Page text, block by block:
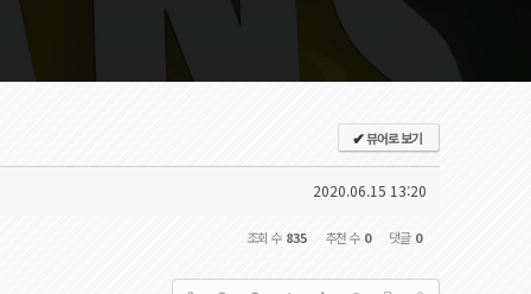
✔뷰어로 보기
2020.06.15 13:20
조회 수 835 추천 수 0 댓글 0